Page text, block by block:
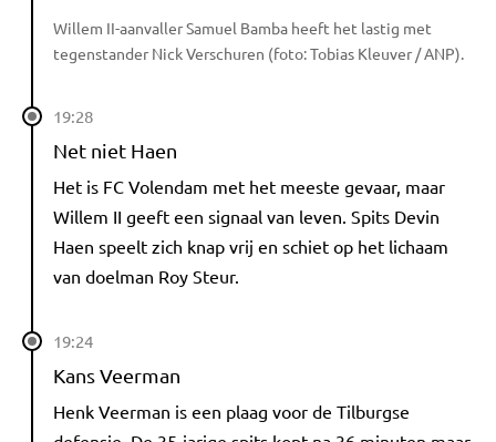
Willem II-aanvaller Samuel Bamba heeft het lastig met
tegenstander Nick Verschuren (foto: Tobias Kleuver / ANP).
19:28
Net niet Haen
Het is FC Volendam met het meeste gevaar, maar
Willem II geeft een signaal van leven. Spits Devin
Haen speelt zich knap vrij en schiet op het lichaam
van doelman Roy Steur.
19:24
Kans Veerman
Henk Veerman is een plaag voor de Tilburgse